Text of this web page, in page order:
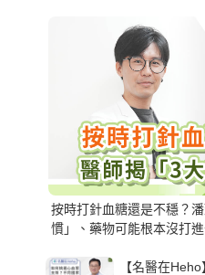
按時打針血糖還是不穩？
慣」、藥物可能根本沒打
【名醫在